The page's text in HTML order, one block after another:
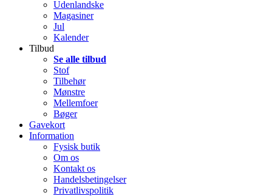
Udenlandske
Magasiner
Jul
Kalender
Tilbud
Se alle tilbud
Stof
Tilbehør
Mønstre
Mellemfoer
Bøger
Gavekort
Information
Fysisk butik
Om os
Kontakt os
Handelsbetingelser
Privatlivspolitik